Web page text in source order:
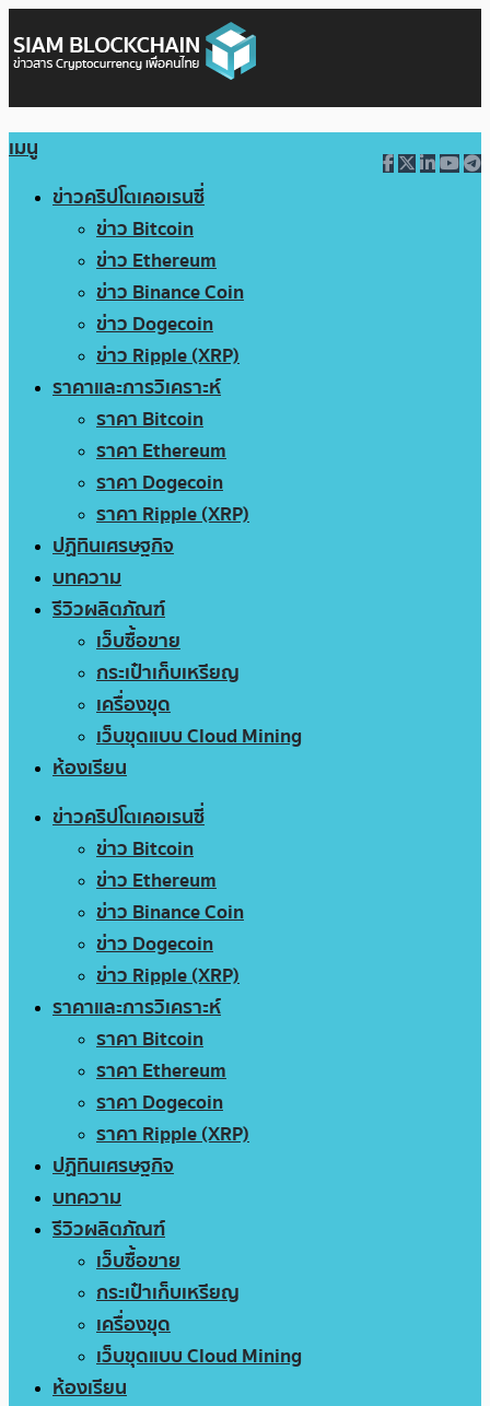
เมนู
ข่าวคริปโตเคอเรนซี่
ข่าว Bitcoin
ข่าว Ethereum
ข่าว Binance Coin
ข่าว Dogecoin
ข่าว Ripple (XRP)
ราคาและการวิเคราะห์
ราคา Bitcoin
ราคา Ethereum
ราคา Dogecoin
ราคา Ripple (XRP)
ปฏิทินเศรษฐกิจ
บทความ
รีวิวผลิตภัณฑ์
เว็บซื้อขาย
กระเป๋าเก็บเหรียญ
เครื่องขุด
เว็บขุดแบบ Cloud Mining
ห้องเรียน
ข่าวคริปโตเคอเรนซี่
ข่าว Bitcoin
ข่าว Ethereum
ข่าว Binance Coin
ข่าว Dogecoin
ข่าว Ripple (XRP)
ราคาและการวิเคราะห์
ราคา Bitcoin
ราคา Ethereum
ราคา Dogecoin
ราคา Ripple (XRP)
ปฏิทินเศรษฐกิจ
บทความ
รีวิวผลิตภัณฑ์
เว็บซื้อขาย
กระเป๋าเก็บเหรียญ
เครื่องขุด
เว็บขุดแบบ Cloud Mining
ห้องเรียน